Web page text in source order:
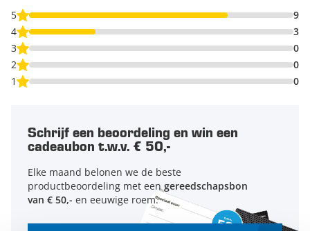
5
9
4
3
3
0
2
0
1
0
Schrijf een beoordeling en win een
cadeaubon t.w.v. € 50,-
Elke maand belonen we de beste
productbeoordeling met eengereedschapsbon
van € 50,- en eeuwige roem.